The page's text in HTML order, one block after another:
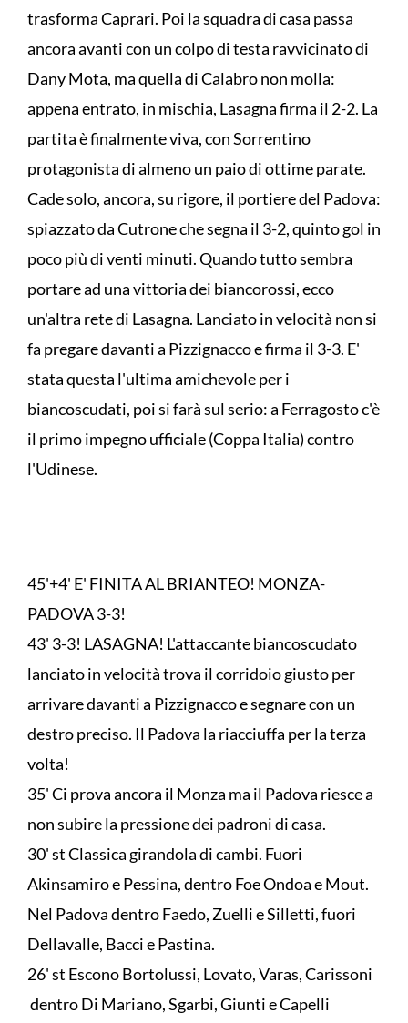
trasforma Caprari. Poi la squadra di casa passa
ancora avanti con un colpo di testa ravvicinato di
Dany Mota, ma quella di Calabro non molla:
appena entrato, in mischia, Lasagna firma il 2-2. La
partita è finalmente viva, con Sorrentino
protagonista di almeno un paio di ottime parate.
Cade solo, ancora, su rigore, il portiere del Padova:
spiazzato da Cutrone che segna il 3-2, quinto gol in
poco più di venti minuti. Quando tutto sembra
portare ad una vittoria dei biancorossi, ecco
un'altra rete di Lasagna. Lanciato in velocità non si
fa pregare davanti a Pizzignacco e firma il 3-3. E'
stata questa l'ultima amichevole per i
biancoscudati, poi si farà sul serio: a Ferragosto c'è
il primo impegno ufficiale (Coppa Italia) contro
l'Udinese.
45'+4' E' FINITA AL BRIANTEO! MONZA-
PADOVA 3-3!
43' 3-3! LASAGNA! L'attaccante biancoscudato
lanciato in velocità trova il corridoio giusto per
arrivare davanti a Pizzignacco e segnare con un
destro preciso. Il Padova la riacciuffa per la terza
volta!
35' Ci prova ancora il Monza ma il Padova riesce a
non subire la pressione dei padroni di casa.
30' st Classica girandola di cambi. Fuori
Akinsamiro e Pessina, dentro Foe Ondoa e Mout.
Nel Padova dentro Faedo, Zuelli e Silletti, fuori
Dellavalle, Bacci e Pastina.
26' st Escono Bortolussi, Lovato, Varas, Carissoni
dentro Di Mariano, Sgarbi, Giunti e Capelli